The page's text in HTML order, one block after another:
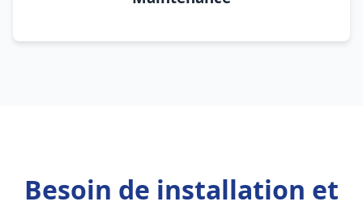
Besoin de installation et